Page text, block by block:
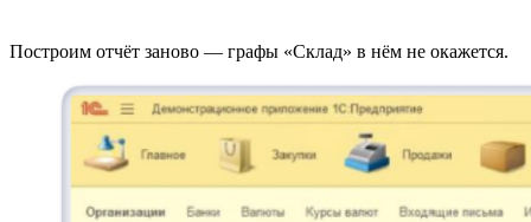
Построим отчёт заново — графы «Склад» в нём не окажется.